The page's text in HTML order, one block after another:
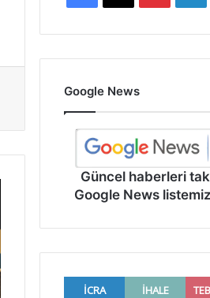
Google News
Güncel haberleri
Google News